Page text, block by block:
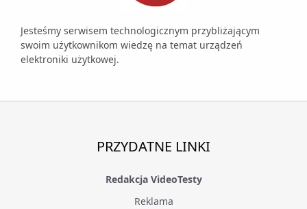
Jesteśmy serwisem technologicznym przybliżającym
swoim użytkownikom wiedzę na temat urządzeń
elektroniki użytkowej.
PRZYDATNE LINKI
Redakcja VideoTesty
Reklama